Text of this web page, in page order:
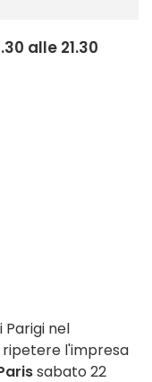
alle 21.30
nel
l'impresa
sabato 22